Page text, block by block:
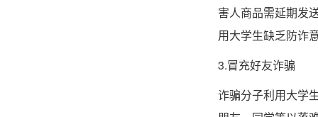
害人商品需延期发
用大学生缺乏防诈
3.冒充好友诈骗
诈骗分子利用大学